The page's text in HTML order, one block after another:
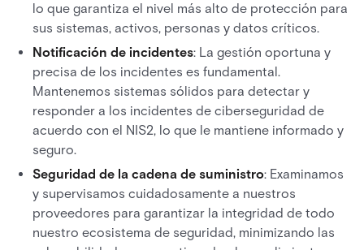
lo que garantiza el nivel más alto de protección para
sus sistemas, activos, personas y datos críticos.
Notificación de incidentes: La gestión oportuna y
precisa de los incidentes es fundamental.
Mantenemos sistemas sólidos para detectar y
responder a los incidentes de ciberseguridad de
acuerdo con el NIS2, lo que le mantiene informado y
seguro.
Seguridad de la cadena de suministro: Examinamos
y supervisamos cuidadosamente a nuestros
proveedores para garantizar la integridad de todo
nuestro ecosistema de seguridad, minimizando las